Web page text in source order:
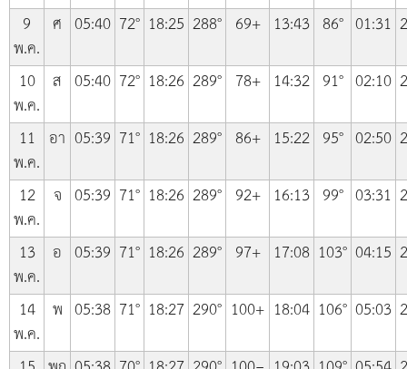
9
พ.ค.
ศ 05:40 72° 18:25 288° 69+ 13:43 86° 01:31
10
พ.ค.
ส 05:40 72° 18:26 289° 78+ 14:32 91° 02:10
11
พ.ค.
อา 05:39 71° 18:26 289° 86+ 15:22 95° 02:50
12
พ.ค.
จ 05:39 71° 18:26 289° 92+ 16:13 99° 03:31
13
พ.ค.
อ 05:39 71° 18:26 289° 97+ 17:08 103° 04:15
14
พ.ค.
พ 05:38 71° 18:27 290° 100+ 18:04 106° 05:03